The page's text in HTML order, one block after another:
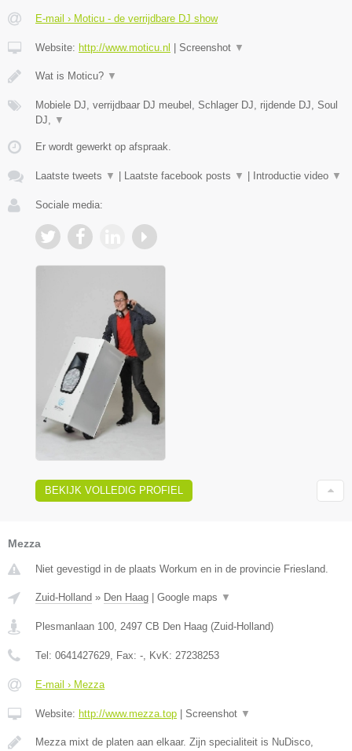
E-mail › Moticu - de verrijdbare DJ show
Website: http://www.moticu.nl Screenshot ▼
Wat is Moticu? ▼
Mobiele DJ, verrijdbaar DJ meubel, Schlager DJ, rijdende DJ, Soul
DJ,
▼
Er wordt gewerkt op afspraak.
Laatste tweets ▼ Laatste facebook posts ▼ Introductie video ▼
Sociale media:
BEKIJK VOLLEDIG PROFIEL
Mezza
Niet gevestigd in de plaats Workum en in de provincie Friesland.
Zuid-Holland » Den Haag Google maps ▼
Plesmanlaan 100 2497 CB Den Haag (Zuid-Holland)
Tel: 0641427629 , Fax: - , KvK: 27238253
E-mail › Mezza
Website: http://www.mezza.top Screenshot ▼
Mezza mixt de platen aan elkaar. Zijn specialiteit is NuDisco,